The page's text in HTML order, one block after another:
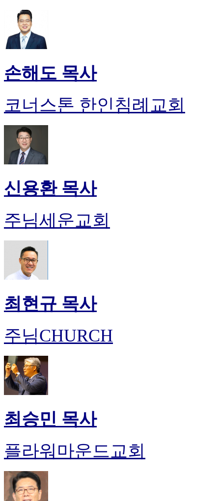
손해도 목사
코너스톤 한인침례교회
신용환 목사
주님세운교회
최현규 목사
주님CHURCH
최승민 목사
플라워마운드교회